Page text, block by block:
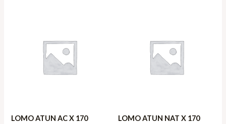
LOMO ATUN AC X 170 LOMO ATUN NAT X 170